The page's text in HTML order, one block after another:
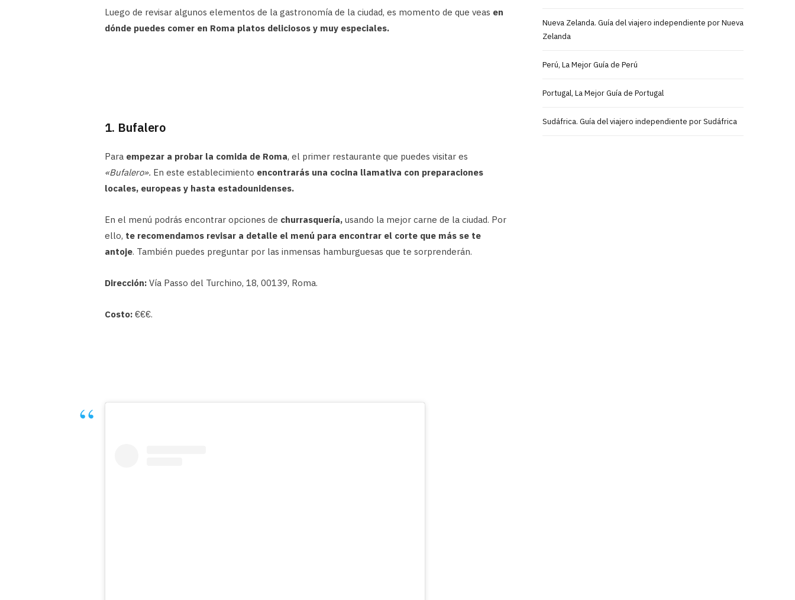
Luego de revisar algunos elementos de la gastronomía de la ciudad, es momento de que veas en
dónde puedes comer en Roma platos deliciosos y muy especiales.
1. Bufalero
Para empezar a probar la comida de Roma, el primer restaurante que puedes visitar es
«Bufalero». En este establecimiento encontrarás una cocina llamativa con preparaciones
locales, europeas y hasta estadounidenses.
En el menú podrás encontrar opciones de churrasquería, usando la mejor carne de la ciudad. Por
ello, te recomendamos revisar a detalle el menú para encontrar el corte que más se te
antoje. También puedes preguntar por las inmensas hamburguesas que te sorprenderán.
Dirección: Vía Passo del Turchino, 18, 00139, Roma.
Costo: €€€.
Nueva Zelanda. Guía del viajero independiente por Nueva
Zelanda
Perú, La Mejor Guía de Perú
Portugal, La Mejor Guía de Portugal
Sudáfrica. Guía del viajero independiente por Sudáfrica